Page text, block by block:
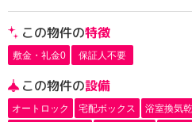
この物件の特徴
敷金・礼金0 保証人不要
この物件の設備
オートロック 宅配ボックス 浴室換気